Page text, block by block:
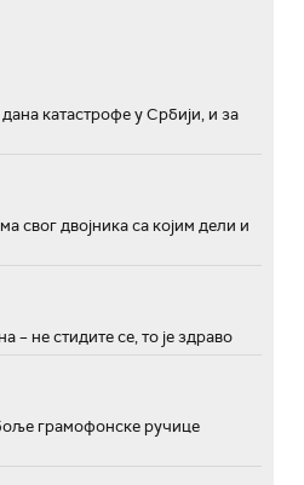
катастрофе у Србији, и за
свог двојника са којим дели и
– не стидите се, то је здраво
грамофонске ручице